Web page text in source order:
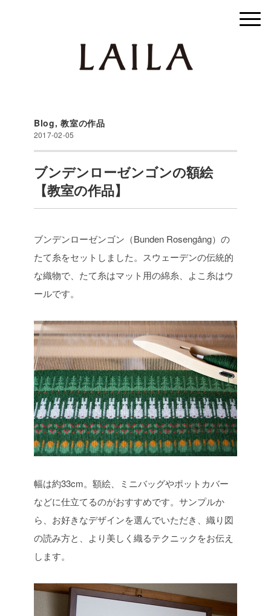
Blog,教室の作品
2017-02-05
ブンデンローゼンゴンの額絵
【教室の作品】
ブンデンローゼンゴン（Bunden Rosengång）の
たて糸をセットしました。スウェーデンの伝統的
な織物で、たて糸はマット用の綿糸、よこ糸はウ
ールです。
幅は約33cm。額絵、ミニバッグやポットカバー
などに仕立てるのがおすすめです。サンプルか
ら、お好きなデザインを選んでいただき、織り図
の読み方と、より美しく織るテクニックをお伝え
します。